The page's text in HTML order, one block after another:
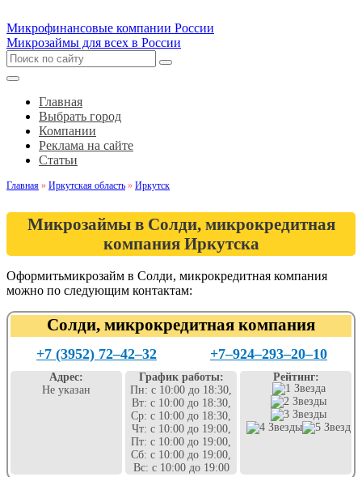
Микрофинансовые компании России
Микрозаймы для всех в России
Главная
Выбрать город
Компании
Реклама на сайте
Статьи
Главная » Иркутская область » Иркутск
Микрозаймы в Солди, микрокредитная
компания Иркутска
Оформитьмикрозайм в Солди, микрокредитная компания
можно по следующим контактам:
Солди, микрокредитная компания
+7 (3952) 72‒42‒32 +7‒924‒293‒20‒10
Адрес:
Не указан
График работы:
Пн: с 10:00 до 18:30,
Вт: с 10:00 до 18:30,
Ср: с 10:00 до 18:30,
Чт: с 10:00 до 19:00,
Пт: с 10:00 до 19:00,
Сб: с 10:00 до 19:00,
Вс: с 10:00 до 19:00
Рейтинг: